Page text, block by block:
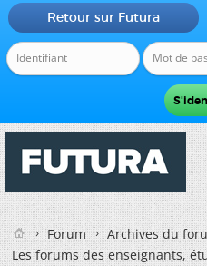
Retour sur Futura
Forum
Archives du
Les forums des enseignants,